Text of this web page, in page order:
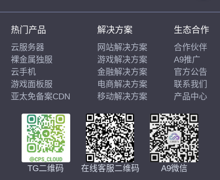
TG二维码 在线客服二维码 A9微信
热门产品
云服务器
裸金属独服
云手机
游戏面板服
亚太免备案CDN
解决方案
网站解决方案
游戏解决方案
金融解决方案
电商解决方案
移动解决方案
生态合作
合作伙伴
A9推广
官方公告
联系我们
产品中心